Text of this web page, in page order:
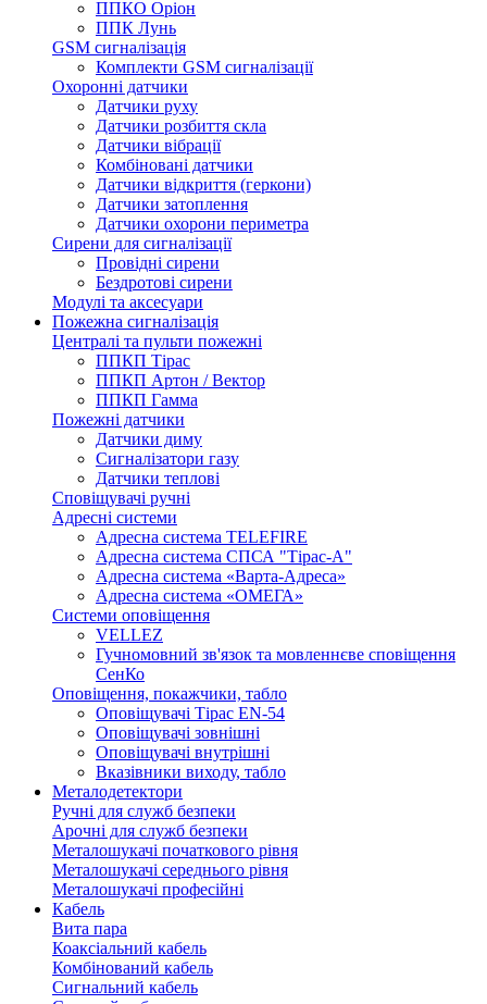
ППКО Оріон
ППК Лунь
GSM сигналізація
Комплекти GSM сигналізації
Охоронні датчики
Датчики руху
Датчики розбиття скла
Датчики вібрації
Комбіновані датчики
Датчики відкриття (геркони)
Датчики затоплення
Датчики охорони периметра
Сирени для сигналізації
Провідні сирени
Бездротові сирени
Модулі та аксесуари
Пожежна сигналізація
Централі та пульти пожежні
ППКП Тірас
ППКП Артон / Вектор
ППКП Гамма
Пожежні датчики
Датчики диму
Сигналізатори газу
Датчики теплові
Сповіщувачі ручні
Адресні системи
Адресна система TELEFIRE
Адресна система СПСА "Тірас-А"
Адресна система «Варта-Адреса»
Адресна система «ОМЕГА»
Системи оповіщення
VELLEZ
Гучномовний зв'язок та мовленнєве сповіщення
СенКо
Оповіщення, покажчики, табло
Оповіщувачі Тірас EN-54
Оповіщувачі зовнішні
Оповіщувачі внутрішні
Вказівники виходу, табло
Металодетектори
Ручні для служб безпеки
Арочні для служб безпеки
Металошукачі початкового рівня
Металошукачі середнього рівня
Металошукачі професійні
Кабель
Вита пара
Коаксіальний кабель
Комбінований кабель
Сигнальний кабель